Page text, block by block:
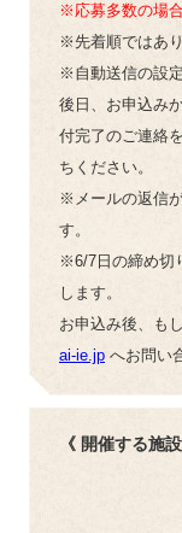
※応募多数の場
※先着順ではあり
※自動送信の設
後日、お申込み
付完了のご連絡
ちください。
※メールの返信
す。
※6/7日の締め切
します。
お申込み後、も
ai-ie.jp へお問い
《 開催する施設